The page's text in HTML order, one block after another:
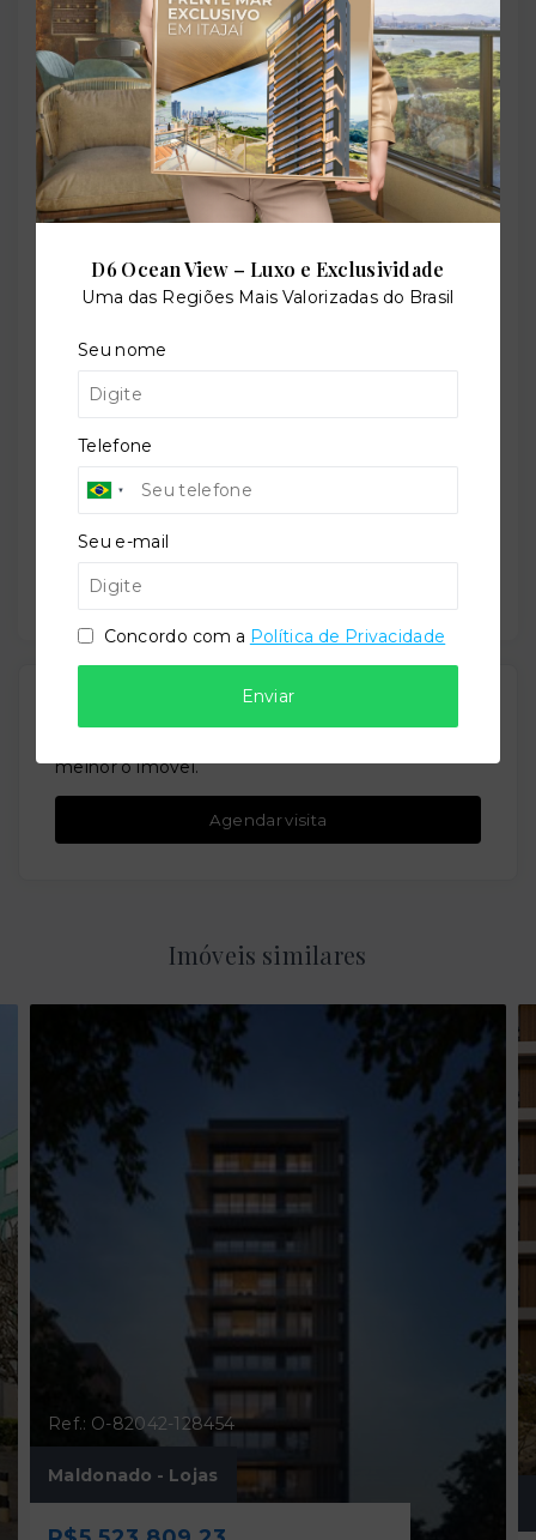
Nome
Telefone
Concordo com a Política de Privacidade
melhor o imóvel.
Agendar visita
Imóveis similares
Ref.: O-82042-128454
Maldonado - Lojas
D6 Ocean View – Luxo e Exclusividade
Uma das Regiões Mais Valorizadas do Brasil
Seu nome
Telefone
Seu e-mail
Concordo com a Política de Privacidade
Enviar